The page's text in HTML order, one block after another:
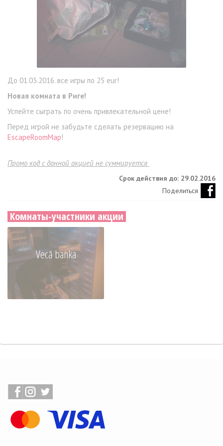
До 01.03.2016. все игры по 25 eur!
Новая комната в Риге!
Успейте сыграть по очень привлекательной цене!
Перед игрой не забудьте сделать резервацию на
EscapeRoomMap!
Промо код с данной акцией не суммируется
Срок действия до: 29.02.2016
Поделиться
Комнаты-участники акции
Vecā banka